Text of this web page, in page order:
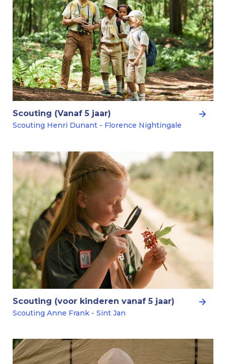
Scouting (Vanaf 5 jaar)
Scouting Henri Dunant - Florence Nightingale
Scouting (voor kinderen vanaf 5 jaar)
Scouting Anne Frank - Sint Jan